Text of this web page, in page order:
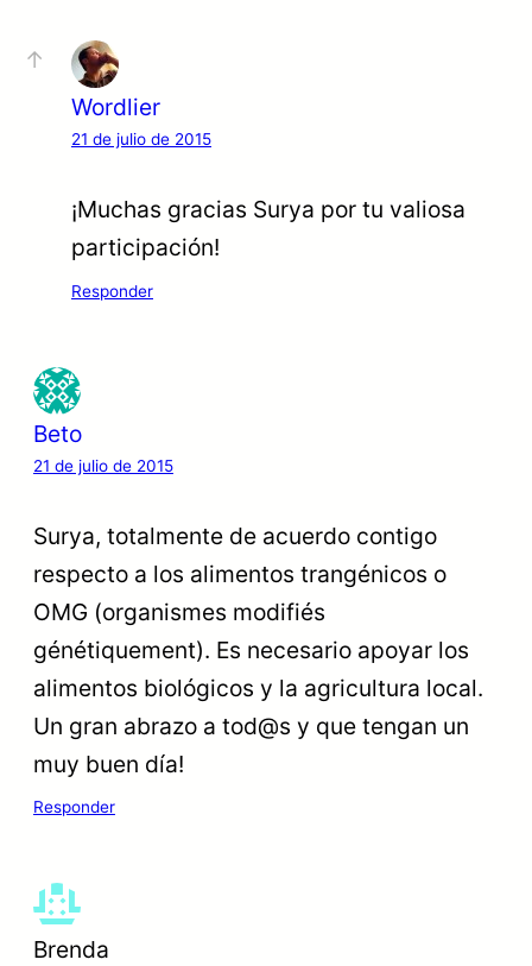
Wordlier
21 de julio de 2015
¡Muchas gracias Surya por tu valiosa
participación!
Responder
Beto
21 de julio de 2015
Surya, totalmente de acuerdo contigo
respecto a los alimentos trangénicos o
OMG (organismes modifiés
génétiquement). Es necesario apoyar los
alimentos biológicos y la agricultura local.
Un gran abrazo a tod@s y que tengan un
muy buen día!
Responder
Brenda